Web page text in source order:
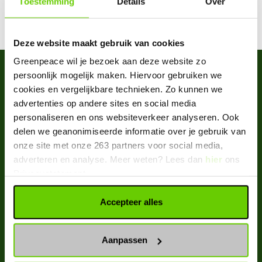
Deze website maakt gebruik van cookies
Greenpeace wil je bezoek aan deze website zo
persoonlijk mogelijk maken. Hiervoor gebruiken we
cookies en vergelijkbare technieken. Zo kunnen we
advertenties op andere sites en social media
personaliseren en ons websiteverkeer analyseren. Ook
delen we geanonimiseerde informatie over je gebruik van
onze site met onze 263 partners voor social media,
adverteren en analyse. Meer weten? Lees dan hier ons
Accepteer alles
Aanpassen
All articles by Shewanie Tewarie
Greenpeace Nederland
DONEREN
PRIVACYSTATEMENT